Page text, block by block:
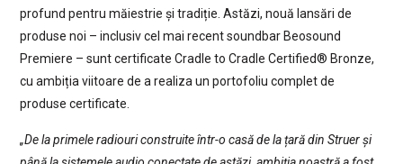
profund pentru măiestrie și tradiție. Astăzi, nouă lansări de
produse noi – inclusiv cel mai recent soundbar Beosound
Premiere – sunt certificate Cradle to Cradle Certified® Bronze,
cu ambiția viitoare de a realiza un portofoliu complet de
produse certificate.
„De la primele radiouri construite într-o casă de la țară din Struer și